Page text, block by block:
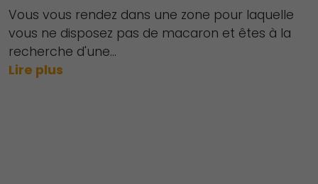
Vous vous rendez dans une zone pour laquelle
vous ne disposez pas de macaron et êtes à la
recherche d'une...
Lire plus